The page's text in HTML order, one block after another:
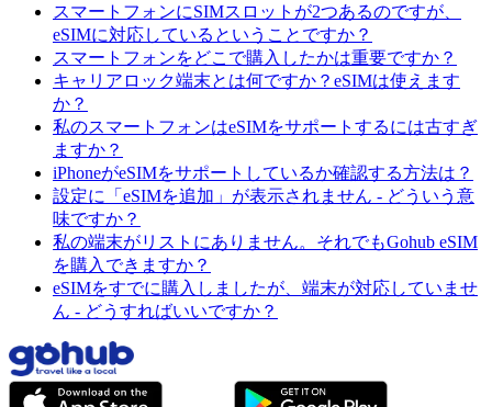
スマートフォンにSIMスロットが2つあるのですが、
eSIMに対応しているということですか？
スマートフォンをどこで購入したかは重要ですか？
キャリアロック端末とは何ですか？eSIMは使えます
か？
私のスマートフォンはeSIMをサポートするには古すぎ
ますか？
iPhoneがeSIMをサポートしているか確認する方法は？
設定に「eSIMを追加」が表示されません - どういう意
味ですか？
私の端末がリストにありません。それでもGohub eSIM
を購入できますか？
eSIMをすでに購入しましたが、端末が対応していませ
ん - どうすればいいですか？